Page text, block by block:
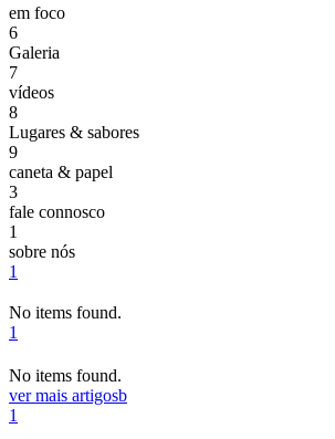
em foco
6
Galeria
7
vídeos
8
Lugares & sabores
9
caneta & papel
3
fale connosco
1
sobre nós
1
No items found.
1
No items found.
ver mais artigosb
1